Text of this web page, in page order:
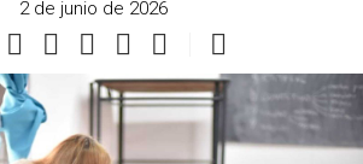
2 de junio de 2026